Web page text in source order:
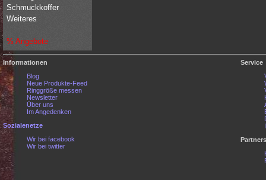
Schmuckkoffer
Weiteres
% Angebote
Informationen
Blog
Neue Produkte-Feed
Ringgröße messen
Newsletter
Über uns
Im Angedenken
Sozialenetze
Wir bei facebook
Wir bei twitter
Service